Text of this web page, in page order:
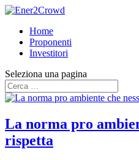
Home
Proponenti
Investitori
Seleziona una pagina
La norma pro
rispetta